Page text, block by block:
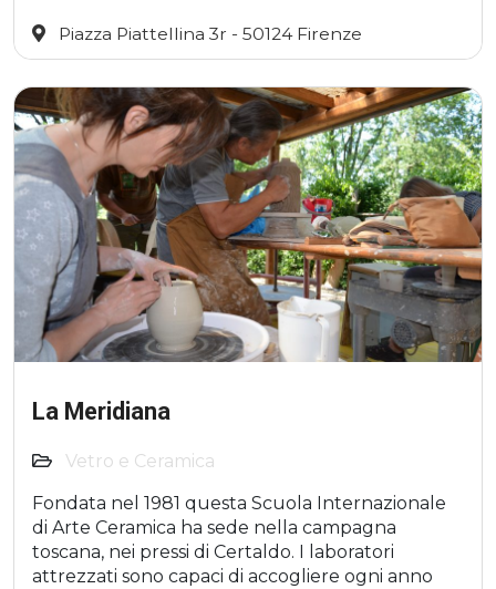
Piazza Piattellina 3r - 50124 Firenze
La Meridiana
Vetro e Ceramica
Fondata nel 1981 questa Scuola Internazionale
di Arte Ceramica ha sede nella campagna
toscana, nei pressi di Certaldo. I laboratori
attrezzati sono capaci di accogliere ogni anno